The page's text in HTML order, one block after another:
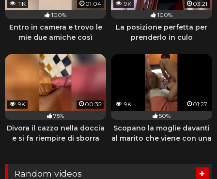
11K
01:04
100%
Entro in camera e trovo le
mie due amiche così
9K
03:21
100%
La posizione perfetta per
prenderlo in culo
9K
00:35
75%
Divora il cazzo nella doccia
e si fa riempire di sborra
9K
01:27
50%
Scopano la moglie davanti
al marito che viene con una
Random videos